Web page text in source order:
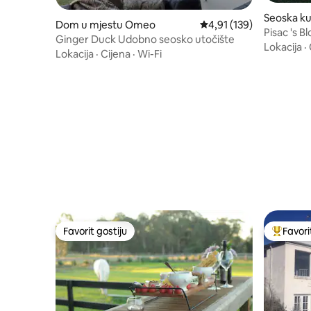
Dom u mjestu Omeo Prosječna ocjena: 4,91
4,91 (139)
Ginger Duck Udobno seosko utočište
Lokacija · Cijena · Wi-Fi
Seoska
clesfield
Pisac 's
utočište
Lokacija ·
Favorit gostiju
Favorit gostiju Glavni